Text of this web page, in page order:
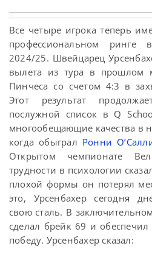
Все четыре игрока теперь
профессиональном
2024/25. Швейцарец
вылета из тура в прошлом
Пинчеса со счетом 4:3 в
Этот результат
послужной список в Q
многообещающие качества в
когда обыграл Ронни
Открытом чемпионате
трудности в психологии
плохой формы он потерял
это, Урсенбахер сегодня
свою сталь. В
сделал брейк 69 и
победу. Урсенбахер сказал: